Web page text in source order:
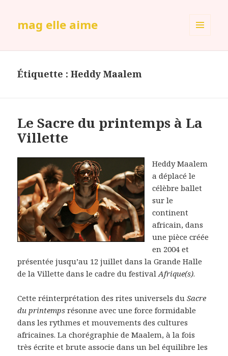
mag elle aime
Étiquette :Heddy Maalem
Le Sacre du printemps à La
Villette
Heddy Maalem
a déplacé le
célèbre ballet
sur le
continent
africain, dans
une pièce créée
en 2004 et
présentée jusqu’au 12 juillet dans la Grande Halle
de la Villette dans le cadre du festivalAfrique(s).
Cette réinterprétation des rites universels duSacre
du printemps résonne avec une force formidable
dans les rythmes et mouvements des cultures
africaines. La chorégraphie de Maalem, à la fois
très écrite et brute associe dans un bel équilibre les